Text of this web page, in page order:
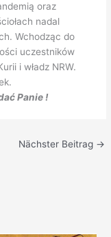
oraz
nadal
Wchodząc do
uczestników
i władz NRW.
Panie !
Nächster Beitrag →